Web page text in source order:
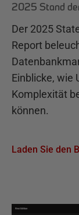
2025 Stand
Der 2025
Report
Einblicke, wie
Komplexität
können.
Laden Sie den